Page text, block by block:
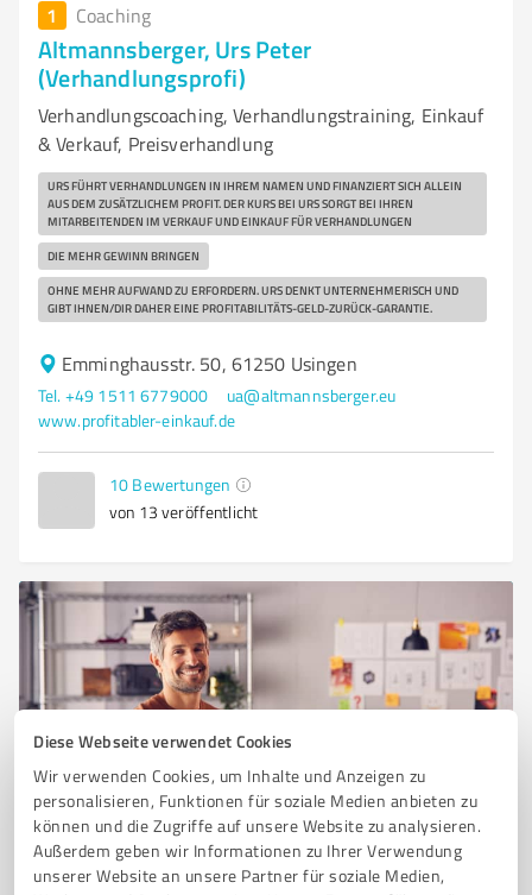
Diese Webseite verwendet Cookies
Wir verwenden Cookies, um Inhalte und Anzeigen zu
personalisieren, Funktionen für soziale Medien anbieten zu
können und die Zugriffe auf unsere Website zu analysieren.
Außerdem geben wir Informationen zu Ihrer Verwendung
unserer Website an unsere Partner für soziale Medien,
1 Coaching
Altmannsberger, Urs Peter
(Verhandlungsprofi)
Verhandlungscoaching, Verhandlungstraining, Einkauf
& Verkauf, Preisverhandlung
URS FÜHRT VERHANDLUNGEN IN IHREM NAMEN UND FINANZIERT SICH ALLEIN
AUS DEM ZUSÄTZLICHEM PROFIT. DER KURS BEI URS SORGT BEI IHREN
MITARBEITENDEN IM VERKAUF UND EINKAUF FÜR VERHANDLUNGEN
DIE MEHR GEWINN BRINGEN
OHNE MEHR AUFWAND ZU ERFORDERN. URS DENKT UNTERNEHMERISCH UND
GIBT IHNEN/DIR DAHER EINE PROFITABILITÄTS-GELD-ZURÜCK-GARANTIE.
Emminghausstr. 50, 61250 Usingen
Tel. +49 1511 6779000
ua@altmannsberger.eu
www.profitabler-einkauf.de
10 Bewertungen
von 13 veröffentlicht
Sie möchten auch hier gelistet werden?
Registrieren Sie sich jetzt und werden Sie ein von
Kunden empfohlener ProvenExpert!